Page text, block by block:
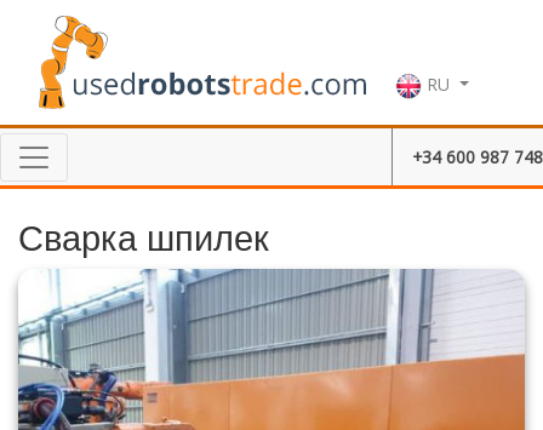
RU
+34 600 987 748
Сварка шпилек